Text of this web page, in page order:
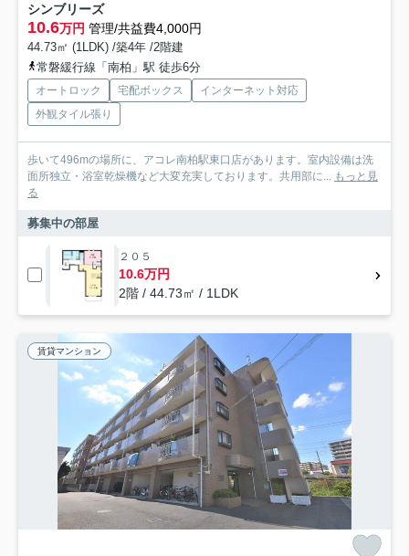
シンブリーズ
10.6万円 管理/共益費4,000円
44.73㎡ (1LDK) /築4年 /2階建
常磐緩行線「南柏」駅 徒歩6分
オートロック 宅配ボックス
インターネット対応
外観タイル張り
歩いて496mの場所に、アコレ南柏駅東口店があります。室内設備は洗
面所独立・浴室乾燥機など大変充実しております。共用部に...
もっと見
る
募集中の部屋
２０５
10.6万円
2階 / 44.73㎡ / 1LDK
賃貸マンション